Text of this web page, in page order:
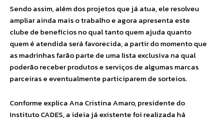
Sendo assim, além dos projetos que já atua, ele resolveu
ampliar ainda mais o trabalho e agora apresenta este
clube de benefícios no qual tanto quem ajuda quanto
quem é atendida será favorecida, a partir do momento que
as madrinhas farão parte de uma lista exclusiva na qual
poderão receber produtos e serviços de algumas marcas
parceiras e eventualmente participarem de sorteios.
Conforme explica Ana Cristina Amaro, presidente do
Instituto CADES, a ideia já existente foi realizada há